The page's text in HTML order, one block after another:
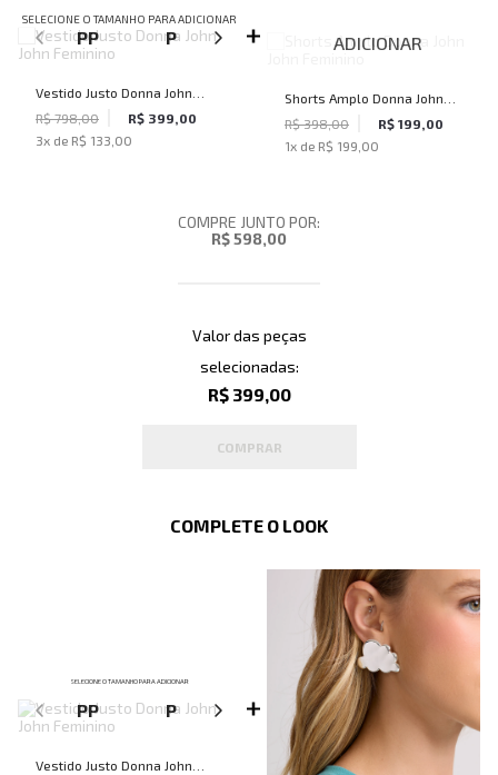
SELECIONE O TAMANHO PARA ADICIONAR
PP P M
Vestido Justo Donna John
John Feminino
R$ 798,00
R$ 399,00
3x de R$ 133,00
ADICIONAR
Shorts Amplo Donna John
John Feminino
R$ 398,00
R$ 199,00
1x de R$ 199,00
COMPRE JUNTO POR:
R$ 598,00
Valor das peças
selecionadas:
R$ 399,00
COMPRAR
COMPLETE O LOOK
SELECIONE O TAMANHO PARA ADICIONAR
PP P M
Vestido Justo Donna John